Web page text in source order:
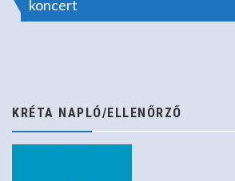
koncert
KRÉTA NAPLÓ/ELLENŐRZŐ